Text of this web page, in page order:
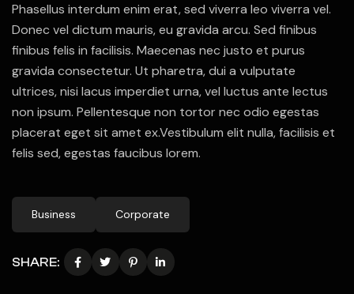
Phasellus interdum enim erat, sed viverra leo viverra vel.
Donec vel dictum mauris, eu gravida arcu. Sed finibus
finibus felis in facilisis. Maecenas nec justo et purus
gravida consectetur. Ut pharetra, dui a vulputate
ultrices, nisi lacus imperdiet urna, vel luctus ante lectus
non ipsum. Pellentesque non tortor nec odio egestas
placerat eget sit amet ex.Vestibulum elit nulla, facilisis et
felis sed, egestas faucibus lorem.
Business Corporate
SHARE: